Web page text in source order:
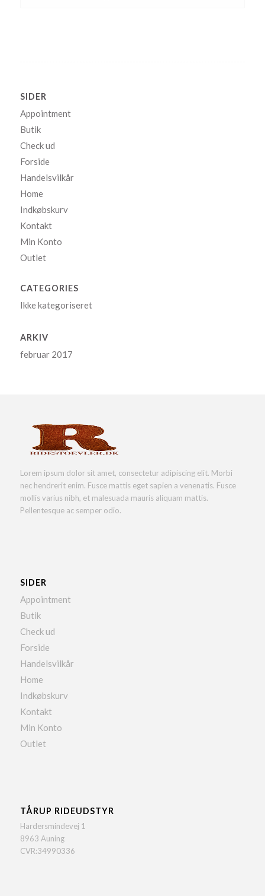
SIDER
Appointment
Butik
Check ud
Forside
Handelsvilkår
Home
Indkøbskurv
Kontakt
Min Konto
Outlet
CATEGORIES
Ikke kategoriseret
ARKIV
februar 2017
Lorem ipsum dolor sit amet, consectetur adipiscing elit. Morbi
nec hendrerit enim. Fusce mattis eget sapien a venenatis. Fusce
mollis varius nibh, et malesuada mauris aliquam mattis.
Pellentesque ac semper odio.
SIDER
Appointment
Butik
Check ud
Forside
Handelsvilkår
Home
Indkøbskurv
Kontakt
Min Konto
Outlet
TÅRUP RIDEUDSTYR
Hardersmindevej 1
8963 Auning
CVR:34990336